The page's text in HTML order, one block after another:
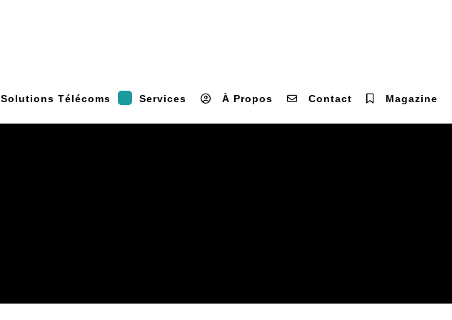
Solutions Télécoms Services À Propos Contact Magazine